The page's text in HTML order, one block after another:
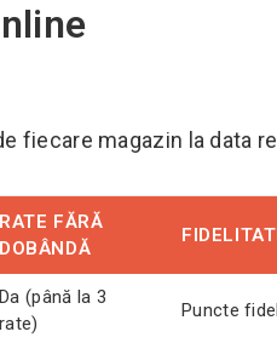
fiecare magazin la data
RATE FĂRĂ
DOBÂNDĂ
Da (până la 3
rate)
Puncte